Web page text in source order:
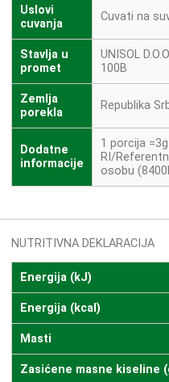
Uslovi
cuvanja
Cuvati na
Stavlja u
promet
UNISOL
100B
Zemlja
porekla
Republika
Dodatne
informacije
1 porcija
RI/
osobu
NUTRITIVNA DEKLARACIJA
Energija (kJ)
Energija (kcal)
Masti
Zasićene masne kiseline